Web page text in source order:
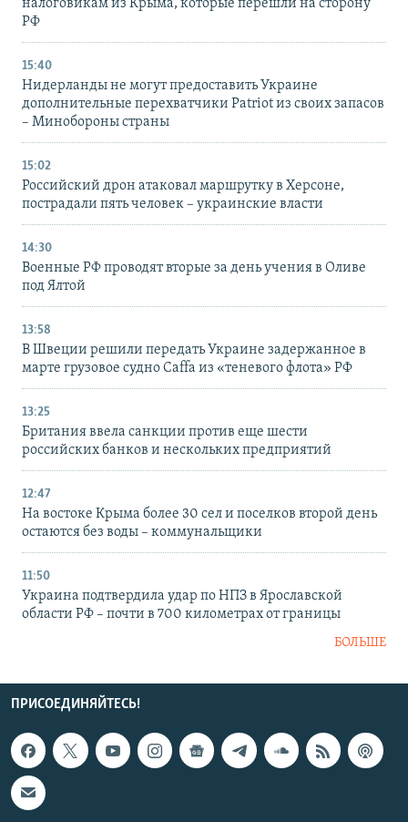
налоговикам из Крыма, которые перешли на сторону
РФ
15:40
Нидерланды не могут предоставить Украине
дополнительные перехватчики Patriot из своих запасов
– Минобороны страны
15:02
Российский дрон атаковал маршрутку в Херсоне,
пострадали пять человек – украинские власти
14:30
Военные РФ проводят вторые за день учения в Оливе
под Ялтой
13:58
В Швеции решили передать Украине задержанное в
марте грузовое судно Caffa из «теневого флота» РФ
13:25
Британия ввела санкции против еще шести
российских банков и нескольких предприятий
12:47
На востоке Крыма более 30 сел и поселков второй день
остаются без воды – коммунальщики
11:50
Украина подтвердила удар по НПЗ в Ярославской
области РФ – почти в 700 километрах от границы
БОЛЬШЕ
ПРИСОЕДИНЯЙТЕСЬ!